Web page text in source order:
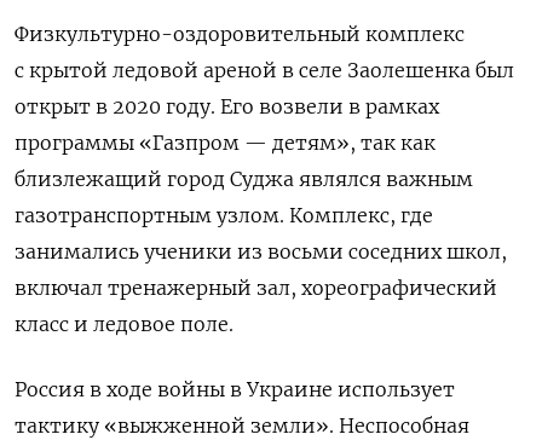
Физкультурно-оздоровительный комплекс
с крытой ледовой ареной в селе Заолешенка был
открыт в 2020 году. Его возвели в рамках
программы «Газпром — детям», так как
близлежащий город Суджа являлся важным
газотранспортным узлом. Комплекс, где
занимались ученики из восьми соседних школ,
включал тренажерный зал, хореографический
класс и ледовое поле.
Россия в ходе войны в Украине использует
тактику «выжженной земли». Неспособная